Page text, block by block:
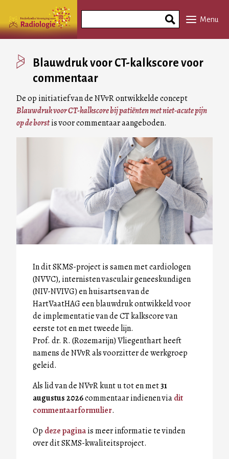
naar
inhoud
Phrase
Menu
Blauwdruk voor CT-kalkscore voor
commentaar
De op initiatief van de NVvR ontwikkelde concept
Blauwdruk voor CT-kalkscore bij patiënten met niet-acute pijn
op de borstis voor commentaar aangeboden.
In dit SKMS-project is samen met cardiologen
(NVVC), internisten vasculair geneeskundigen
(NIV-NVIVG) en huisartsen van de
HartVaatHAG een blauwdruk ontwikkeld voor
de implementatie van de CT kalkscore van
eerste tot en met tweede lijn.
Prof. dr. R. (Rozemarijn) Vliegenthart heeft
namens de NVvR als voorzitter de werkgroep
geleid.
Als lid van de NVvR kunt u tot en met31
augustus 2026commentaar indienen viadit
commentaarformulier.
Op deze paginais meer informatie te vinden
over dit SKMS-kwaliteitsproject.